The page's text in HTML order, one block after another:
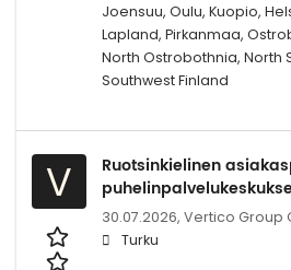
Joensuu, Oulu, Kuopio,
Lapland, Pirkanmaa,
North Ostrobothnia, North
Southwest Finland
V
Ruotsinkielinen
30.07.2026, Vertico Group
Turku